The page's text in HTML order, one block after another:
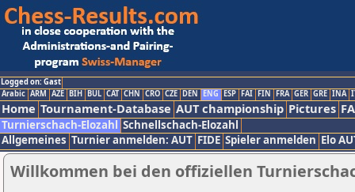
Logged on: Gast
Arabic ARM AZE BIH BUL CAT CHN CRO CZE DEN ENG ESP FAI FIN FRA GER GRE INA
Home Tournament-Database AUT championship Pictures
Turnierschach-Elozahl Schnellschach-Elozahl
Allgemeines Turnier anmelden: AUT FIDE Spieler anmelden Elo
Willkommen bei den offiziellen